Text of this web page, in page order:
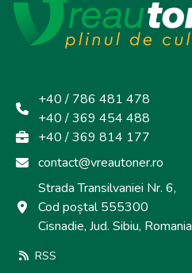
+40 / 786 481 478
+40 / 369 454 488
+40 / 369 814 177
contact@vreautoner.ro
Strada Transilvaniei Nr. 6,
Cod poștal 555300
Cisnadie, Jud. Sibiu, Romania
RSS